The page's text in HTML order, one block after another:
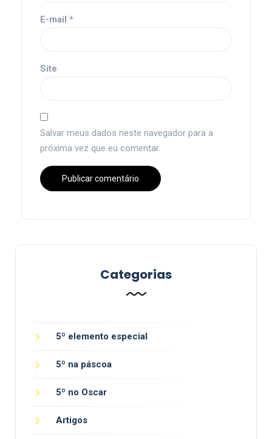
E-mail *
Site
Salvar meus dados neste navegador para a
próxima vez que eu comentar.
Categorias
5º elemento especial
5º na páscoa
5º no Oscar
Artigos